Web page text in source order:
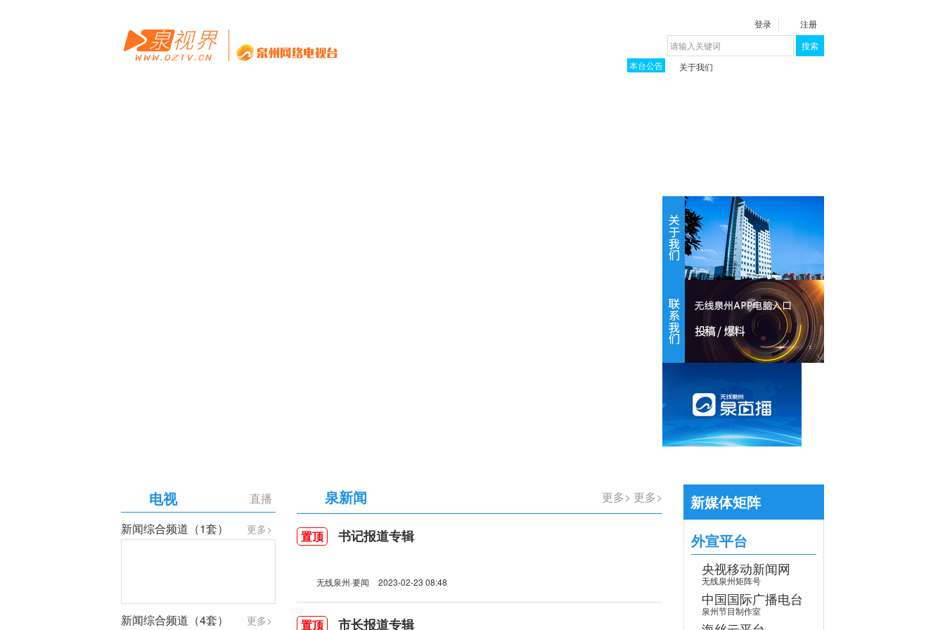
登录
注册
搜索
本台公告
关于我们
【专题】学习贯彻党的二十届四中全会
直播
电视
更多>
新闻综合频道（1套）
更多>
新闻综合频道（4套）
更多>
泉新闻
置顶 书记报道专辑
无线泉州·要闻 2023-02-23 08:48
置顶 市长报道专辑
新媒体矩阵
外宣平台
央视移动新闻网
无线泉州矩阵号
中国国际广播电台
泉州节目制作室